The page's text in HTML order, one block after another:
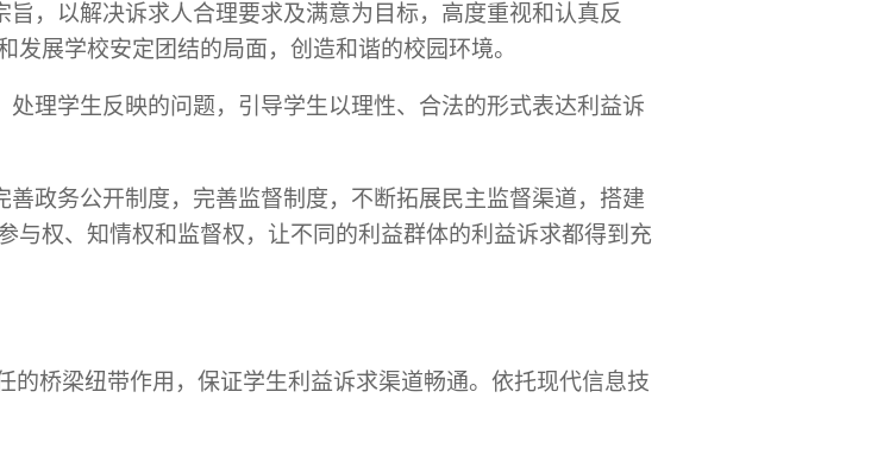
，以解决诉求人合理要求及满意为目标，高度重视和认真反
展学校安定团结的局面，创造和谐的校园环境。
理学生反映的问题，引导学生以理性、合法的形式表达利益诉
政务公开制度，完善监督制度，不断拓展民主监督渠道，搭建
与权、知情权和监督权，让不同的利益群体的利益诉求都得到充
的桥梁纽带作用，保证学生利益诉求渠道畅通。依托现代信息技